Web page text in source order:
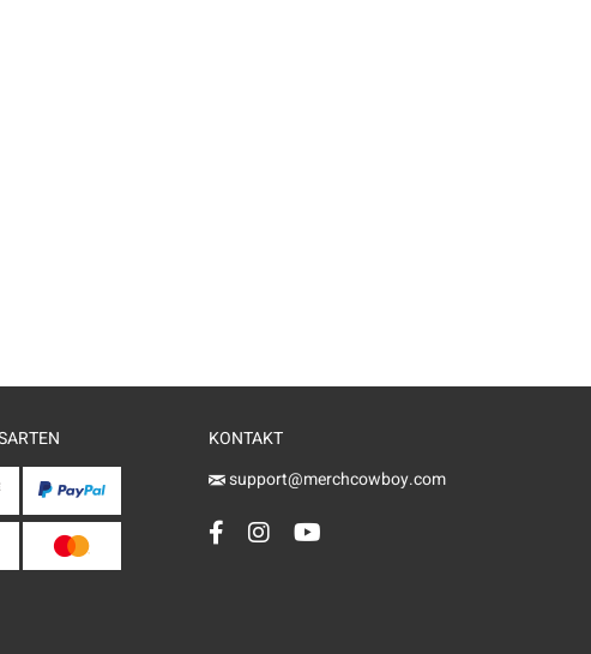
KONTAKT
support@merchcowboy.com